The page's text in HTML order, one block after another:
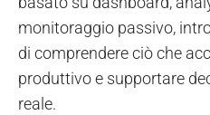
monitoraggio passivo,
di comprendere ciò che
produttivo e supportare
reale.